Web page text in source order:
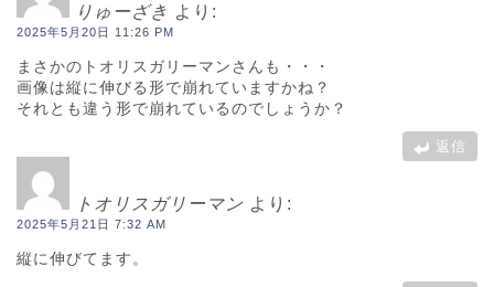
りゅーざき より:
2025年5月20日 11:26 PM
まさかのトオリスガリーマンさんも・・・
画像は縦に伸びる形で崩れていますかね？
それとも違う形で崩れているのでしょうか？
返信
トオリスガリーマン より:
2025年5月21日 7:32 AM
縦に伸びてます。